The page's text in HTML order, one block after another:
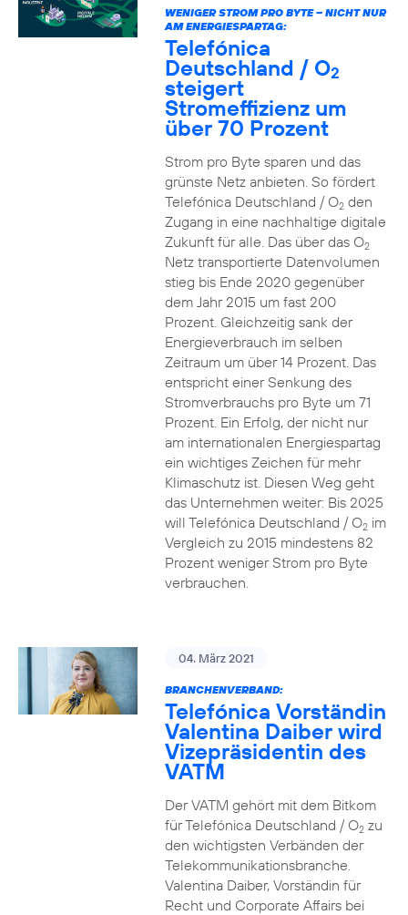
WENIGER STROM PRO BYTE – NICHT NUR
AM ENERGIESPARTAG:
Telefónica
Deutschland / O2
steigert
Stromeffizienz um
über 70 Prozent
Strom pro Byte sparen und das
grünste Netz anbieten. So fördert
Telefónica Deutschland / O2den
Zugang in eine nachhaltige digitale
Zukunft für alle. Das über das O2
Netz transportierte Datenvolumen
stieg bis Ende 2020 gegenüber
dem Jahr 2015 um fast 200
Prozent. Gleichzeitig sank der
Energieverbrauch im selben
Zeitraum um über 14 Prozent. Das
entspricht einer Senkung des
Stromverbrauchs pro Byte um 71
Prozent. Ein Erfolg, der nicht nur
am internationalen Energiespartag
ein wichtiges Zeichen für mehr
Klimaschutz ist. Diesen Weg geht
das Unternehmen weiter: Bis 2025
will Telefónica Deutschland / O2im
Vergleich zu 2015 mindestens 82
Prozent weniger Strom pro Byte
verbrauchen.
04. März 2021
BRANCHENVERBAND:
Telefónica Vorständin
Valentina Daiber wird
Vizepräsidentin des
VATM
Der VATM gehört mit dem Bitkom
für Telefónica Deutschland / O2zu
den wichtigsten Verbänden der
Telekommunikationsbranche.
Valentina Daiber, Vorständin für
Recht und Corporate Affairs bei